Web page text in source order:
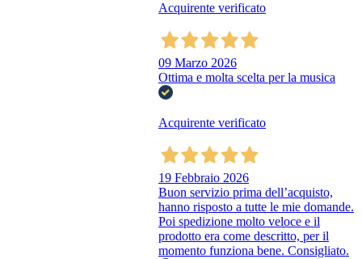
Acquirente verificato
09 Marzo 2026
Ottima e molta scelta per la musica
Acquirente verificato
19 Febbraio 2026
Buon servizio prima dell’acquisto,
hanno risposto a tutte le mie domande.
Poi spedizione molto veloce e il
prodotto era come descritto, per il
momento funziona bene. Consigliato.